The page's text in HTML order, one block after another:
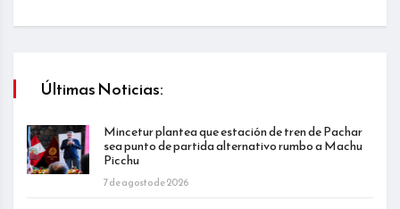
Últimas Noticias:
Mincetur plantea que estación de tren de Pachar
sea punto de partida alternativo rumbo a Machu
Picchu
7 de agosto de 2026